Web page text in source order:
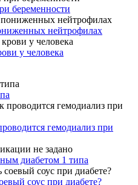
беременности
нейтрофилах
у человека
гемодиализ при
диабетом 1 типа
соус при диабете?